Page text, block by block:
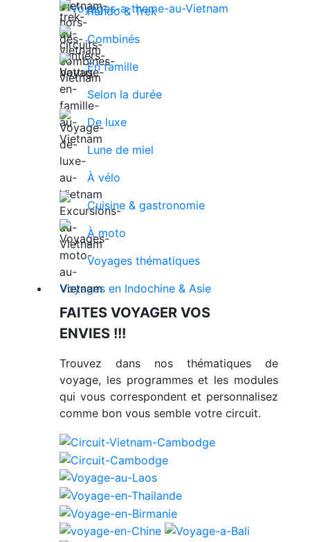
Rando & Trek
Combinés
En famille
Selon la durée
De luxe
Lune de miel
À vélo
Cuisine & gastronomie
À moto
Voyages thématiques
Voyages en Indochine & Asie
FAITES VOYAGER VOS
ENVIES !!!
Trouvez dans nos thématiques de
voyage, les programmes et les modules
qui vous correspondent et personnalisez
comme bon vous semble votre circuit.